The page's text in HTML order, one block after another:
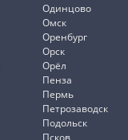
Одинцово
Омск
Оренбург
Орск
Орёл
Пенза
Пермь
Петрозаводск
Подольск